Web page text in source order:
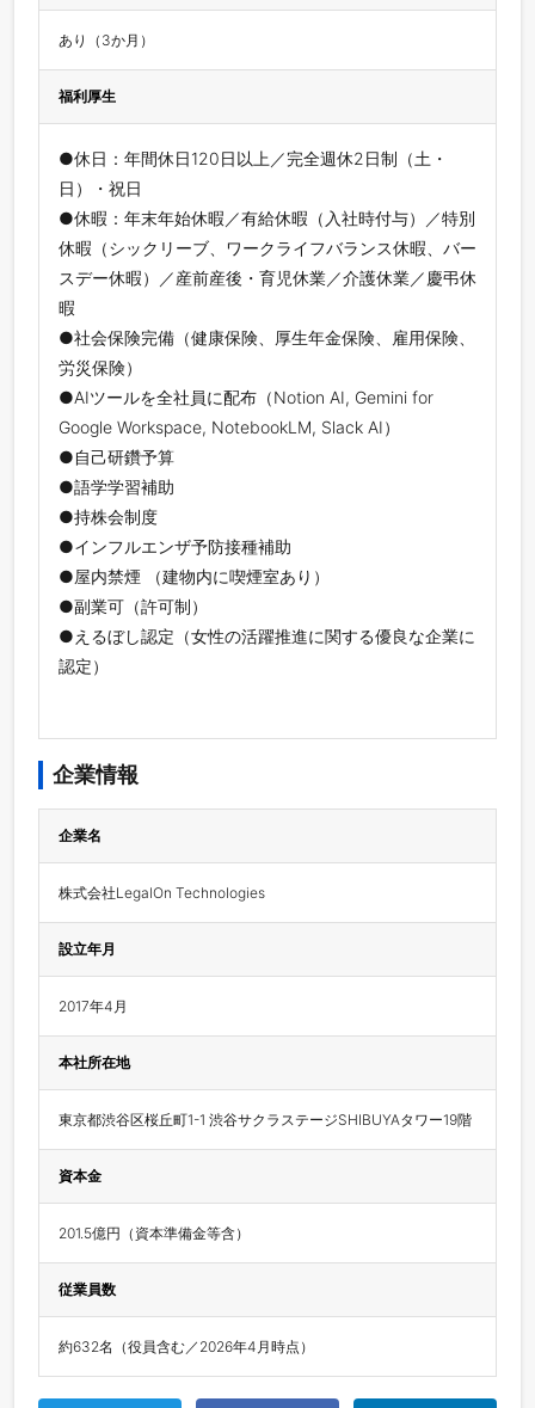
あり（3か月）
福利厚生
●休日：年間休日120日以上／完全週休2日制（土・
日）・祝日
●休暇：年末年始休暇／有給休暇（入社時付与）／特別
休暇（シックリーブ、ワークライフバランス休暇、バー
スデー休暇）／産前産後・育児休業／介護休業／慶弔休
暇
●社会保険完備（健康保険、厚生年金保険、雇用保険、
労災保険）
●AIツールを全社員に配布（Notion AI, Gemini for
Google Workspace, NotebookLM, Slack AI）
●自己研鑽予算
●語学学習補助
●持株会制度
●インフルエンザ予防接種補助
●屋内禁煙 （建物内に喫煙室あり）
●副業可（許可制）
●えるぼし認定（女性の活躍推進に関する優良な企業に
認定）
企業情報
企業名
株式会社LegalOn Technologies
設立年月
2017年4月
本社所在地
東京都渋谷区桜丘町1-1 渋谷サクラステージSHIBUYAタワー19階
資本金
201.5億円（資本準備金等含）
従業員数
約632名（役員含む／2026年4月時点）